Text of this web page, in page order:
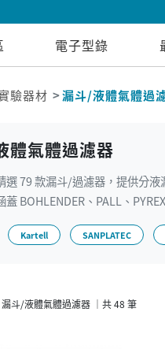
電子型錄
驗器材 漏斗/液體氣體過
體氣體過濾器
選 79 款漏斗/過濾器，提供分
BOHLENDER、PALL、
Kartell SANPLATEC
漏斗/液體氣體過濾器 ｜共 48 筆